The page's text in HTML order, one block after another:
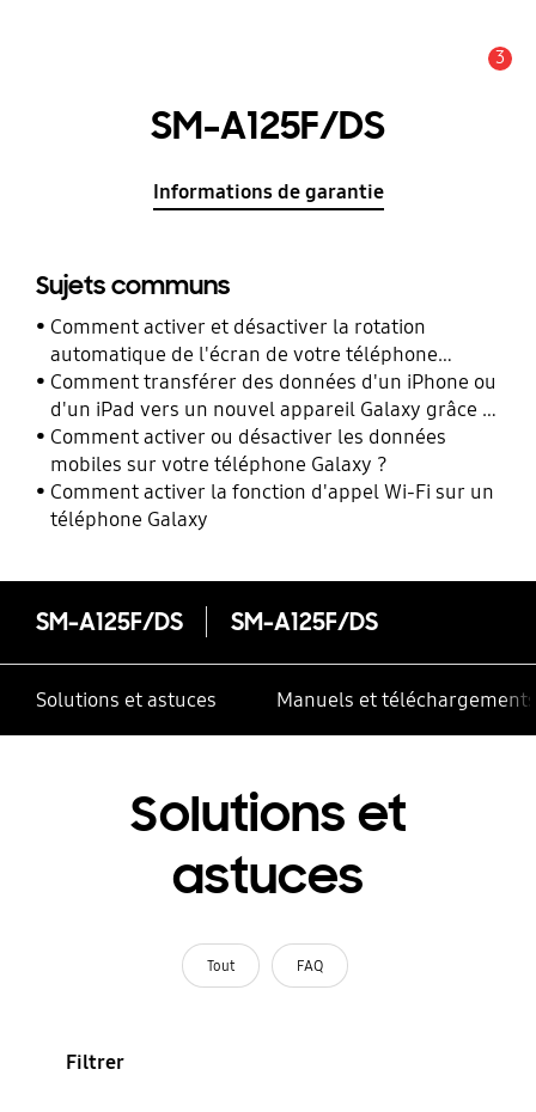
3
SM-A125F/DS
Informations de garantie
Sujets communs
Comment activer et désactiver la rotation
automatique de l'écran de votre téléphone
Galaxy ?
Comment transférer des données d'un iPhone ou
d'un iPad vers un nouvel appareil Galaxy grâce à
Smart Switch ?
Comment activer ou désactiver les données
mobiles sur votre téléphone Galaxy ?
Comment activer la fonction d'appel Wi-Fi sur un
téléphone Galaxy
SM-A125F/DS SM-A125F/DS
Solutions et astuces Manuels et téléchargements
Solutions et
astuces
Tout FAQ
Filtrer